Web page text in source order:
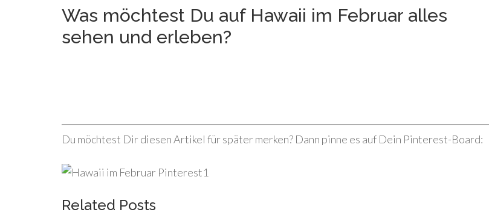
Was möchtest Du auf Hawaii im Februar alles
sehen und erleben?
Du möchtest Dir diesen Artikel für später merken? Dann pinne es auf Dein Pinterest-Board:
Related Posts